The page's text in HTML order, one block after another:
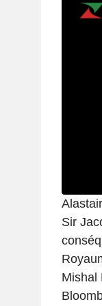
Sir
Mishal